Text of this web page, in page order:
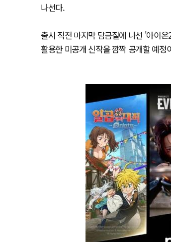
나선다.
출시 직전 마지막 담금질에 나선 '아이
활용한 미공개 신작을 깜짝 공개할 예정